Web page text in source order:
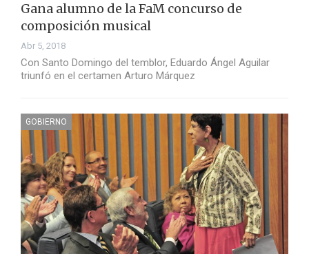
Gana alumno de la FaM concurso de
composición musical
Abr 5, 2018
Con Santo Domingo del temblor, Eduardo Ángel Aguilar
triunfó en el certamen Arturo Márquez
GOBIERNO